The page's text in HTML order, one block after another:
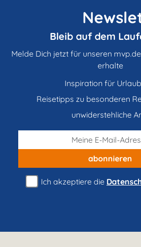
Bleib auf dem
Melde Dich jetzt für unseren
erhalte
Inspiration für
Reisetipps zu besonderen
unwiderstehliche
abonnieren
Ich akzeptiere die